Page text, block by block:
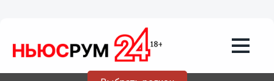
В нижегородском сосудистом центре
принимают COVID-подозрительных